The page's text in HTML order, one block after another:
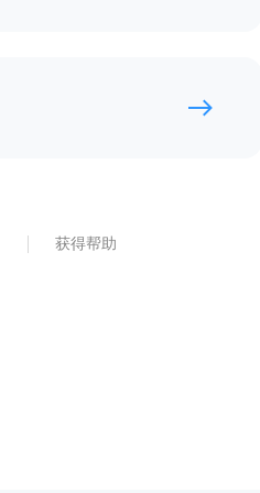
获得帮助